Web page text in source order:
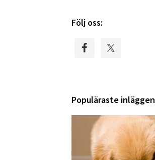
Primary
Följ oss:
Populäraste inläggen